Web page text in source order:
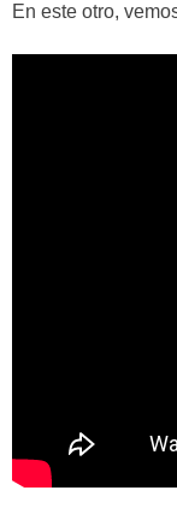
En este otro,